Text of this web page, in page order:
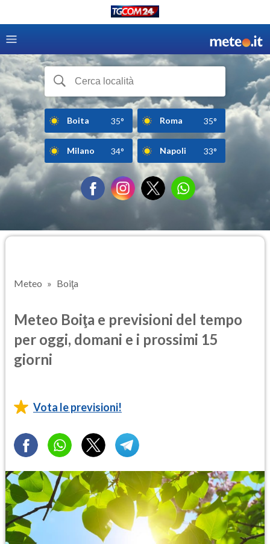
Boita 35° Roma 35°
Milano 34° Napoli 33°
Meteo Boiţa
Meteo Boiţa e previsioni del tempo
per oggi, domani e i prossimi 15
giorni
Vota le previsioni!